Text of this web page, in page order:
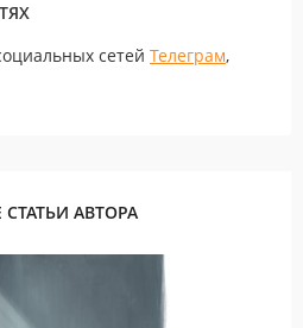
сетей Телеграм,
СТАТЬИ АВТОРА